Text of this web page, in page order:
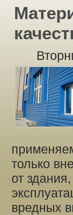
только
от
вредных